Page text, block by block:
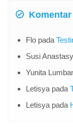
Flo pada
Susi
Yunita
Letisya pada
Letisya pada